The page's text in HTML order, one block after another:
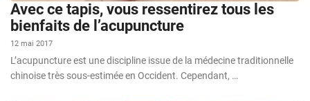
Avec ce tapis, vous ressentirez tous les
bienfaits de l’acupuncture
12 mai 2017
L’acupuncture est une discipline issue de la médecine traditionnelle
chinoise très sous-estimée en Occident. Cependant, …